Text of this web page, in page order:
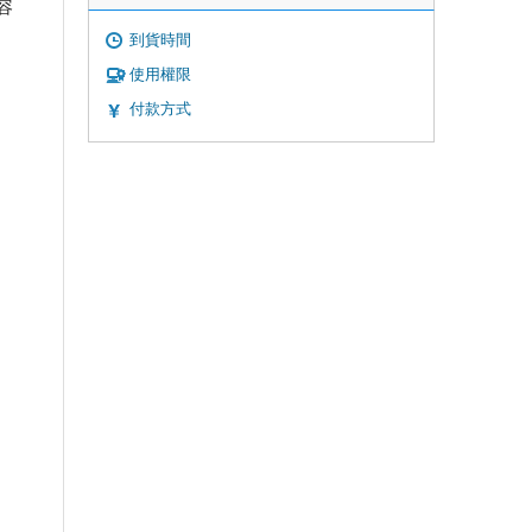
到貨時間
使用權限
付款方式